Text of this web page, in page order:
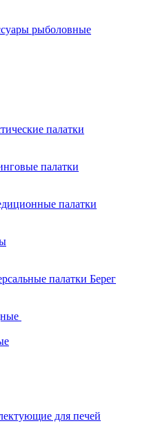
рыболовные
палатки
палатки
палатки
палатки Берег
для печей